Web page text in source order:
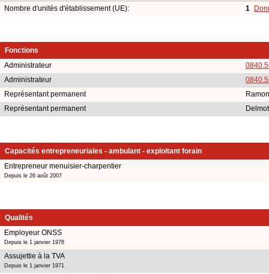
Nombre d'unités d'établissement (UE): 1
Fonctions
Administrateur
Administrateur
Représentant permanent
Représentant permanent
Capacités entrepreneuriales - ambulant - exploitant forain
Entrepreneur menuisier-charpentier
Depuis le 26 août 2007
Qualités
Employeur ONSS
Depuis le 1 janvier 1978
Assujettie à la TVA
Depuis le 1 janvier 1971